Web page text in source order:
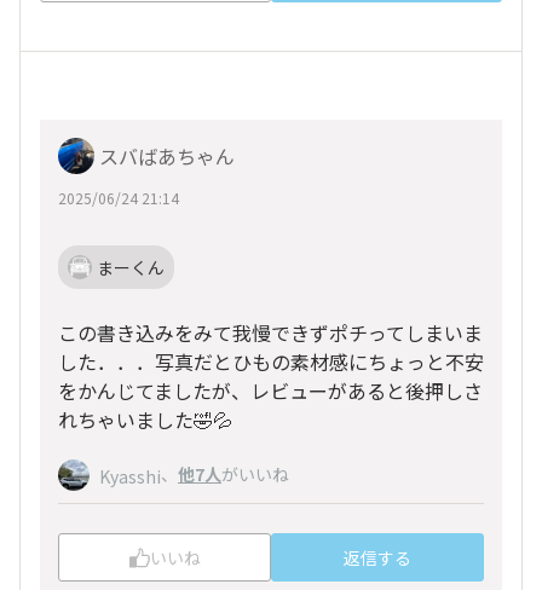
スバばあちゃん
2025/06/24 21:14
まーくん
この書き込みをみて我慢できずポチってしまいま
した．．．写真だとひもの素材感にちょっと不安
をかんじてましたが、レビューがあると後押しさ
れちゃいました🤣💦
Kyasshi、 他7人がいいね
いいね 返信する